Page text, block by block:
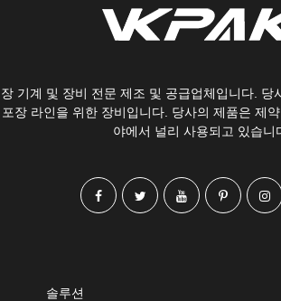
기계 및 장비 전문 제조 및 공급업체입니다.
장 라인을 위한 장비입니다. 당사의 제품은 제
야에서 널리 사용되고 있습니
솔루션